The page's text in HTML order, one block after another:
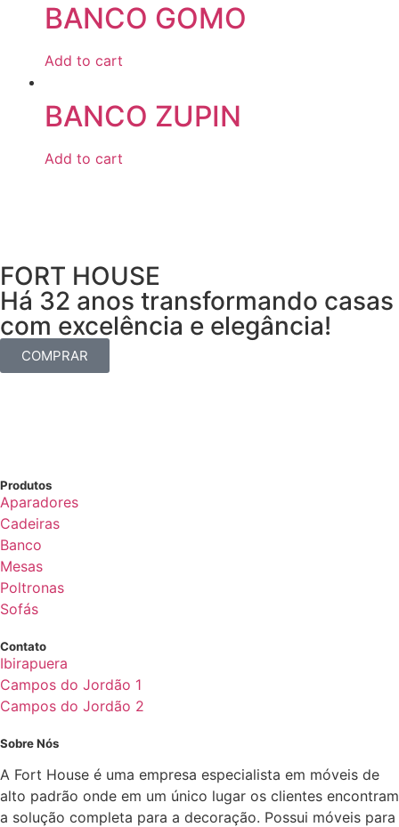
BANCO GOMO
Add to cart
BANCO ZUPIN
Add to cart
FORT HOUSE
Há 32 anos transformando casas
com excelência e elegância!
COMPRAR
Produtos
Aparadores
Cadeiras
Banco
Mesas
Poltronas
Sofás
Contato
Ibirapuera
Campos do Jordão 1
Campos do Jordão 2
Sobre Nós
A Fort House é uma empresa especialista em móveis de
alto padrão onde em um único lugar os clientes encontram
a solução completa para a decoração. Possui móveis para